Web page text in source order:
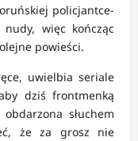
policjantce-
więc kończąc
powieści.
uwielbia seriale
dziś frontmenką
słuchem
że za grosz nie